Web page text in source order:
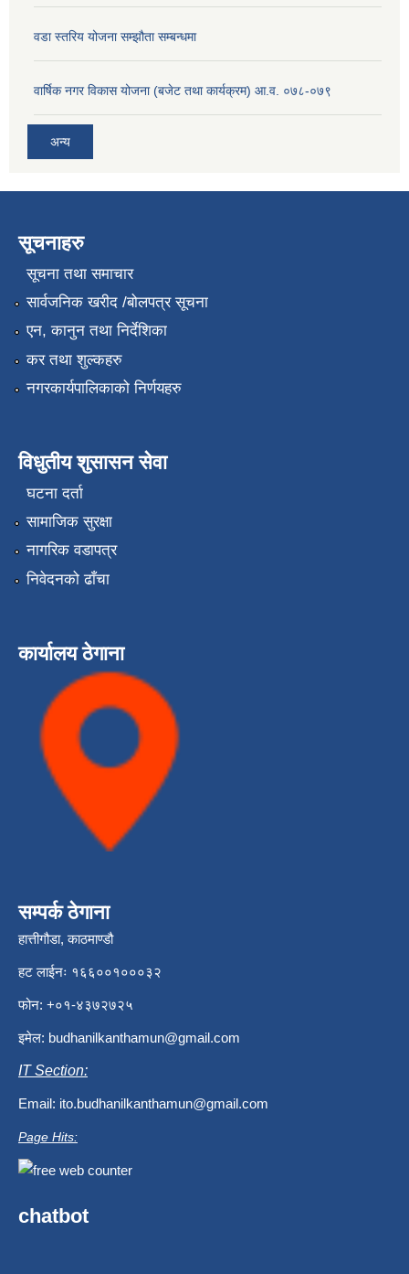
वडा स्तरिय योजना सम्झौता सम्बन्धमा
वार्षिक नगर विकास योजना (बजेट तथा कार्यक्रम) आ.व. ०७८-०७९
अन्य
सूचनाहरु
सूचना तथा समाचार
सार्वजनिक खरीद /बोलपत्र सूचना
एन, कानुन तथा निर्देशिका
कर तथा शुल्कहरु
नगरकार्यपालिकाको निर्णयहरु
विधुतीय शुसासन सेवा
घटना दर्ता
सामाजिक सुरक्षा
नागरिक वडापत्र
निवेदनको ढाँचा
कार्यालय ठेगाना
सम्पर्क ठेगाना
हात्तीगौडा, काठमाण्डौ
हट लाईनः १६६००१०००३२
फोन: +०१-४३७२७२५
इमेल: budhanilkanthamun@gmail.com
IT Section:
Email: ito.budhanilkanthamun@gmail.com
Page Hits:
chatbot